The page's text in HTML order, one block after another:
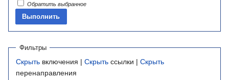
Обратить выбранное
Фильтры
Скрыть включения | Скрыть ссылки | Скрыть
перенаправления